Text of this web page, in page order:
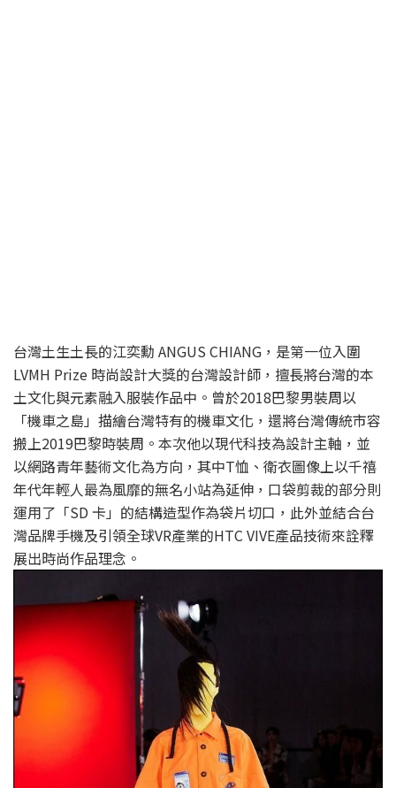
台灣土生土長的江奕勳 ANGUS CHIANG，是第一位入圍
LVMH Prize 時尚設計大獎的台灣設計師，擅長將台灣的本
土文化與元素融入服裝作品中。曾於2018巴黎男裝周以
「機車之島」描繪台灣特有的機車文化，還將台灣傳統市容
搬上2019巴黎時裝周。本次他以現代科技為設計主軸，並
以網路青年藝術文化為方向，其中T恤、衛衣圖像上以千禧
年代年輕人最為風靡的無名小站為延伸，口袋剪裁的部分則
運用了「SD 卡」的結構造型作為袋片切口，此外並結合台
灣品牌手機及引領全球VR產業的HTC VIVE產品技術來詮釋
展出時尚作品理念。